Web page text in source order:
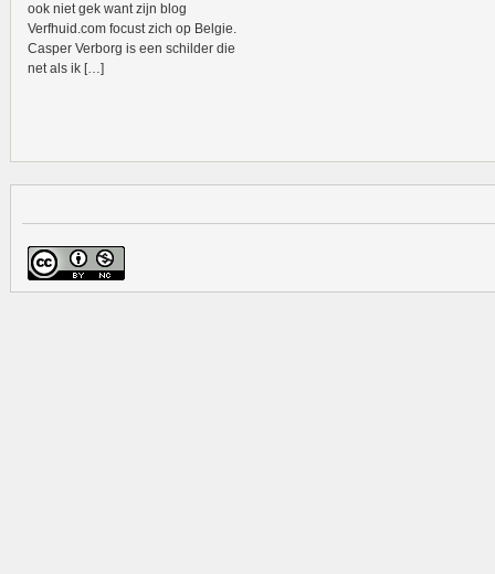
ook niet gek want zijn blog
Verfhuid.com focust zich op Belgie.
Casper Verborg is een schilder die
net als ik […]